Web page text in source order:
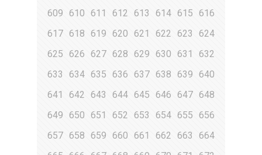
609
610 611 612 613 614 615
616
617 618 619 620 621 622 623
624
625
626 627 628 629 630 631
632
633
634 635 636 637 638 639 640
641
642 643 644 645 646 647 648
649
650 651 652 653 654 655 656
657 658 659 660 661 662 663
664